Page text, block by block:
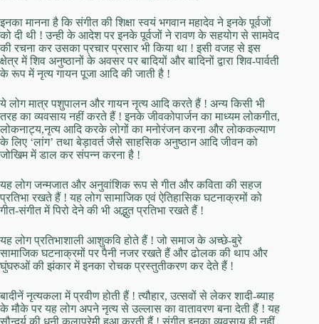
इनका मानना है कि संगीत की शिक्षा स्वयं भगवान महादेव ने इनके पूर्वजों
को दी थी ! उन्ही के आदेश पर इनके पूर्वजों ने रावण के सहयोग से सामवेद
की रचना कर उसका प्रचार प्रसार भी किया था ! इसी वजह से इस
क्षेत्र में शिव अनुष्ठानों के अवसर पर बादियों और बादिनों द्वारा शिव-पार्वती
के रूप में नृत्य गायन पूजा आदि की जाती है !
ये लोग मात्र पशुपालन और गायन नृत्य आदि करते हैं ! अन्य किसी भी
तरह का व्यवसाय नहीं करते हैं ! इनके जीवकोपार्जन का माध्यम लोकगीत,
लोकनाट्य,नृत्य आदि करके लोगों का मनोरंजन करना और लोककल्याण
के लिए ‘लांग’ तथा बेड़ावर्त जैसे साहसिक अनुष्ठान आदि जीवन को
जोखिम में डाल कर संपन्न करना है !
यह लोग जन्मजात और अनुवांशिक रूप से गीत और कविता की सहज
प्रतिभा रखते हैं ! यह लोग सामाजिक एवं ऐतिहासिक घटनाक्रमों को
गीत-संगीत में पिरो देने की भी अद्भुत प्रतिभा रखते हैं !
यह लोग प्रतिभाशाली आशुकवि होते हैं ! जो समाज के अच्छे-बुरे
सामाजिक घटनाक्रमों पर पैनी नजर रखते हैं और ढोलक की थाप और
घुंघरुओं की झंकार में इनका रोचक प्रस्तुतीकरण कर देते हैं !
बादीनें नृत्यकला में प्रवीण होती हैं ! त्यौहार, उत्सवों से लेकर शादी-ब्याह
के मौके पर यह लोग अपने नृत्य से उल्लास का वातावरण बना देती हैं ! यह